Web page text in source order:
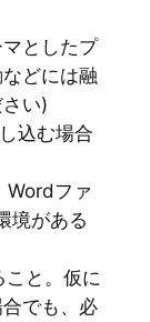
としたプ
どには融
い)
込む場合
Wordファ
境がある
と。仮に
でも、必